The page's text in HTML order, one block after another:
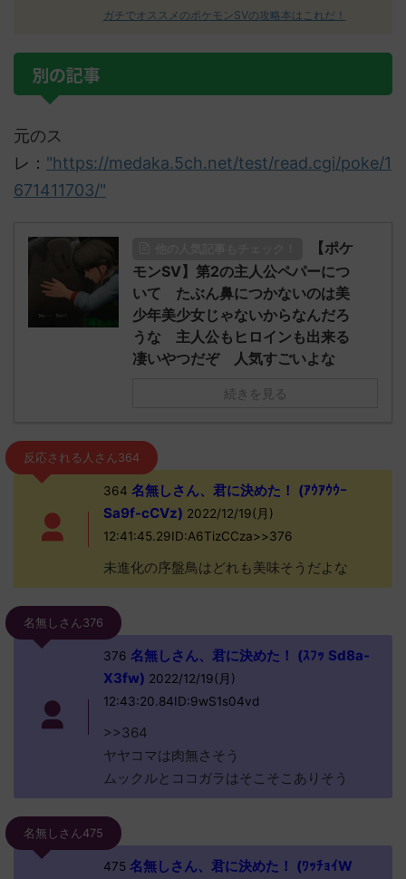
ガチでオススメのポケモンSVの攻略本はこれだ！
別の記事
元のス
レ： "https://medaka.5ch.net/test/read.cgi/poke/1
671411703/"
【ポケ
モンSV】第2の主人公ペパーにつ
いて たぶん鼻につかないのは美
少年美少女じゃないからなんだろ
うな 主人公もヒロインも出来る
凄いやつだぞ 人気すごいよな
続きを見る
反応される人さん364
364 名無しさん、君に決めた！ (ｱｳｱｳｳｰ
Sa9f-cCVz) 2022/12/19(月)
12:41:45.29ID:A6TizCCza>>376
未進化の序盤鳥はどれも美味そうだよな
名無しさん376
376 名無しさん、君に決めた！ (ｽﾌｯ Sd8a-
X3fw) 2022/12/19(月)
12:43:20.84ID:9wS1s04vd
>>364
ヤヤコマは肉無さそう
ムックルとココガラはそこそこありそう
名無しさん475
475名無しさん、君に決めた！ (ﾜｯﾁｮｲW